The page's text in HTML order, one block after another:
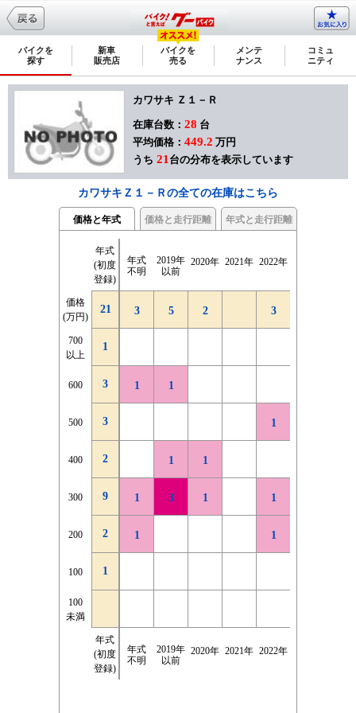
バイクを
探す
新車
販売店
バイクを
売る
メンテ
ナンス
コミュ
ニティ
カワサキ Ｚ１－Ｒ
在庫台数： 28 台
平均価格： 449.2 万円
うち 21 台の分布を表示しています
カワサキＺ１－Ｒの全ての在庫はこちら
価格と年式 価格と走行距離 年式と走行距離
価格
(万円)
700
以上
600
500
400
300
200
100
100
未満
年式
(初度
登録)
21
1
3
3
2
9
2
1
年式
(初度
登録)
年式
不明
3
1
1
1
年式
不明
2019年
以前
5
1
1
3
2019年
以前
2020年
2
1
1
2020年
2021年
2021年
2022年
3
1
1
1
2022年
価格
(万円)
700
以上
600
500
400
300
200
100
100
未満
走行
距離
21
1
3
3
2
9
2
1
走行
距離
2千km
未満
2千km
未満
|
4千km
1
1
|
4千km
|
|
|
|
|
|
年式(初
度登録)
新車
2026年
2025年
2024年
2023年
2022年
年式
不明
走行
距離
21
1
3
7
走行
距離
2千km
未満
2千km
未満
|
4千km
1
|
4千km
|
|
|
|
|
|